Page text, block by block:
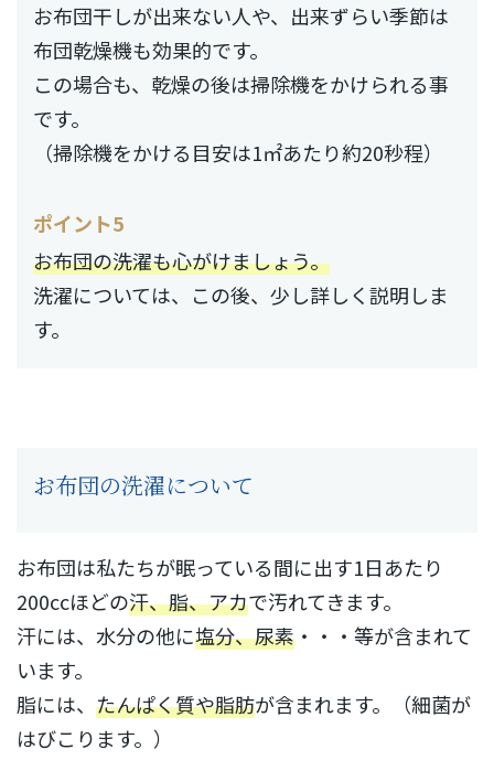
お布団干しが出来ない人や、出来ずらい季節は
布団乾燥機も効果的です。
この場合も、乾燥の後は掃除機をかけられる事
です。
（掃除機をかける目安は1㎡あたり約20秒程）
ポイント5
お布団の洗濯も心がけましょう。
洗濯については、この後、少し詳しく説明しま
す。
お布団の洗濯について
お布団は私たちが眠っている間に出す1日あたり
200ccほどの汗、脂、アカで汚れてきます。
汗には、水分の他に塩分、尿素 ・・・等が含まれて
います。
脂には、 たんぱく質や脂肪が含まれます。（細菌が
はびこります。）